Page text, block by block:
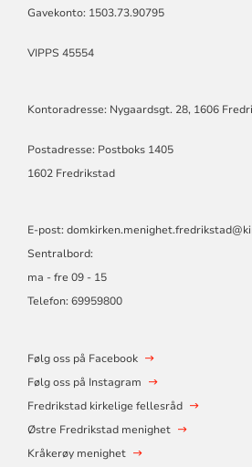
Gavekonto: 1503.73.90795
VIPPS 45554
Kontoradresse: Nygaardsgt. 28, 1606
Postadresse: Postboks 1405
1602 Fredrikstad
E-post:
Sentralbord:
ma - fre 09 - 15
Telefon: 69959800
Følg oss på Facebook
Følg oss på Instagram
Fredrikstad kirkelige fellesråd
Østre Fredrikstad menighet
Kråkerøy menighet